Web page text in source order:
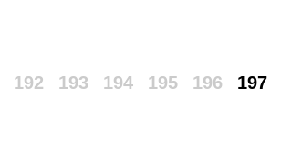
192 193 194 195 196 197